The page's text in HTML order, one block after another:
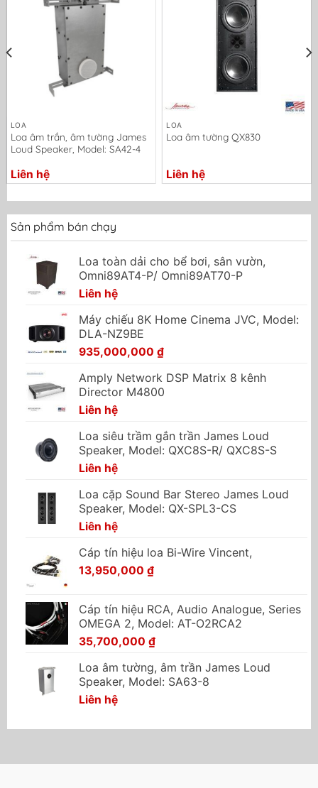
LOA
Loa âm trần, âm tường James
Loud Speaker, Model: SA42-4
Liên hệ
LOA
Loa âm tường QX830
Liên hệ
Sản phẩm bán chạy
Loa toàn dải cho bể bơi, sân vườn,
Omni89AT4-P/ Omni89AT70-P
Liên hệ
Máy chiếu 8K Home Cinema JVC, Model:
DLA-NZ9BE
935,000,000 ₫
Amply Network DSP Matrix 8 kênh
Director M4800
Liên hệ
Loa siêu trầm gắn trần James Loud
Speaker, Model: QXC8S-R/ QXC8S-S
Liên hệ
Loa cặp Sound Bar Stereo James Loud
Speaker, Model: QX-SPL3-CS
Liên hệ
Cáp tín hiệu loa Bi-Wire Vincent,
13,950,000 ₫
Cáp tín hiệu RCA, Audio Analogue, Series
OMEGA 2, Model: AT-O2RCA2
35,700,000 ₫
Loa âm tường, âm trần James Loud
Speaker, Model: SA63-8
Liên hệ